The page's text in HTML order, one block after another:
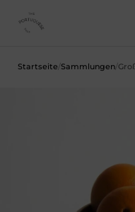
Startseite/Sammlungen/